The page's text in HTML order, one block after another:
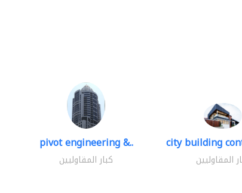
pivot engineering &..
كبار المقاوليين
city building
المقاوليين